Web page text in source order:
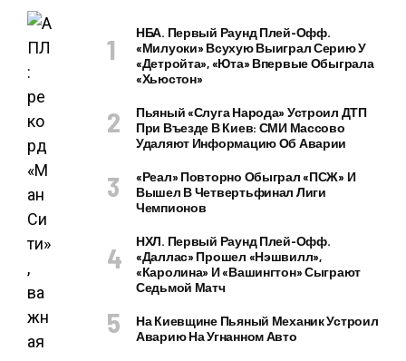
НБА. Первый Раунд Плей-Офф.
«Милуоки» Всухую Выиграл Серию У
«Детройта», «Юта» Впервые Обыграла
«Хьюстон»
Пьяный «слуга Народа» Устроил ДТП
При Въезде В Киев: СМИ Массово
Удаляют Информацию Об Аварии
«Реал» Повторно Обыграл «ПСЖ» И
Вышел В Четвертьфинал Лиги
Чемпионов
НХЛ. Первый Раунд Плей-Офф.
«Даллас» Прошел «Нэшвилл»,
«Каролина» И «Вашингтон» Сыграют
Седьмой Матч
На Киевщине Пьяный Механик Устроил
Аварию На Угнанном Авто